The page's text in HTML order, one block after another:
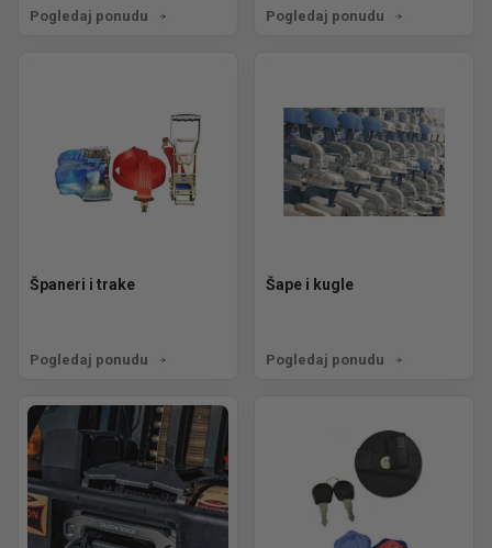
Pogledaj ponudu Pogledaj ponudu
Španeri i trake
Pogledaj ponudu
Šape i kugle
Pogledaj ponudu